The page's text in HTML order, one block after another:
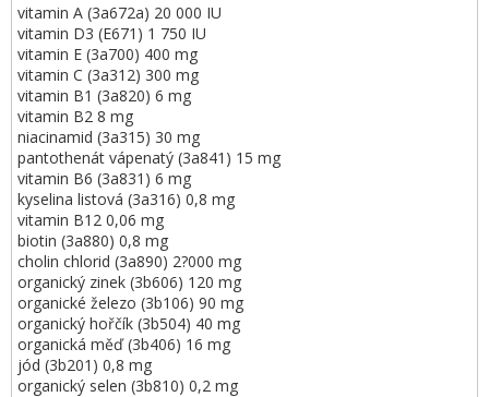
vitamin A (3a672a) 20 000 IU
vitamin D3 (E671) 1 750 IU
vitamin E (3a700) 400 mg
vitamin C (3a312) 300 mg
vitamin B1 (3a820) 6 mg
vitamin B2 8 mg
niacinamid (3a315) 30 mg
pantothenát vápenatý (3a841) 15 mg
vitamin B6 (3a831) 6 mg
kyselina listová (3a316) 0,8 mg
vitamin B12 0,06 mg
biotin (3a880) 0,8 mg
cholin chlorid (3a890) 2?000 mg
organický zinek (3b606) 120 mg
organické železo (3b106) 90 mg
organický hořčík (3b504) 40 mg
organická měď (3b406) 16 mg
jód (3b201) 0,8 mg
organický selen (3b810) 0,2 mg